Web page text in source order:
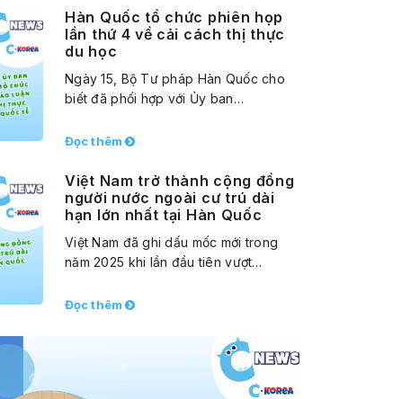
Hàn Quốc tổ chức phiên họp
lần thứ 4 về cải cách thị thực
du học
Ngày 15, Bộ Tư pháp Hàn Quốc cho
biết đã phối hợp với Ủy ban…
Đọc thêm
Việt Nam trở thành cộng đồng
người nước ngoài cư trú dài
hạn lớn nhất tại Hàn Quốc
Việt Nam đã ghi dấu mốc mới trong
năm 2025 khi lần đầu tiên vượt…
Đọc thêm